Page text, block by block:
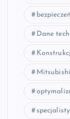
Dane